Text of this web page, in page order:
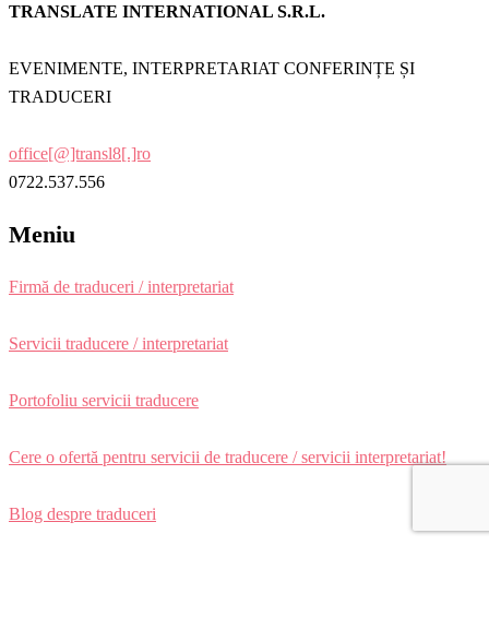
TRANSLATE INTERNATIONAL S.R.L.
EVENIMENTE, INTERPRETARIAT CONFERINȚE ȘI
TRADUCERI
office[@]transl8[.]ro
0722.537.556
Meniu
Firmă de traduceri / interpretariat
Servicii traducere / interpretariat
Portofoliu servicii traducere
Cere o ofertă pentru servicii de traducere / servicii interpretariat!
Blog despre traduceri